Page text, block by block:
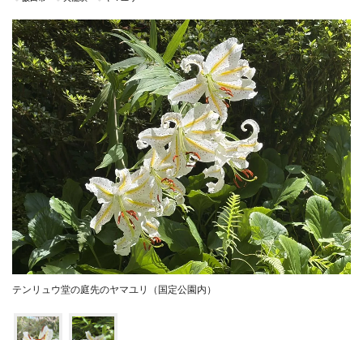
テンリュウ堂の庭先のヤマユリ（国定公園内）